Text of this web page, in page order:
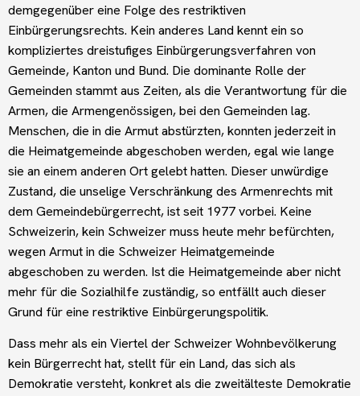
demgegenüber eine Folge des restriktiven
Einbürgerungsrechts. Kein anderes Land kennt ein so
kompliziertes dreistufiges Einbürgerungsverfahren von
Gemeinde, Kanton und Bund. Die dominante Rolle der
Gemeinden stammt aus Zeiten, als die Verantwortung für die
Armen, die Armengenössigen, bei den Gemeinden lag.
Menschen, die in die Armut abstürzten, konnten jederzeit in
die Heimatgemeinde abgeschoben werden, egal wie lange
sie an einem anderen Ort gelebt hatten. Dieser unwürdige
Zustand, die unselige Verschränkung des Armenrechts mit
dem Gemeindebürgerrecht, ist seit 1977 vorbei. Keine
Schweizerin, kein Schweizer muss heute mehr befürchten,
wegen Armut in die Schweizer Heimatgemeinde
abgeschoben zu werden. Ist die Heimatgemeinde aber nicht
mehr für die Sozialhilfe zuständig, so entfällt auch dieser
Grund für eine restriktive Einbürgerungspolitik.
Dass mehr als ein Viertel der Schweizer Wohnbevölkerung
kein Bürgerrecht hat, stellt für ein Land, das sich als
Demokratie versteht, konkret als die zweitälteste Demokratie